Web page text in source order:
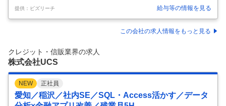
があります 国内最大級のカード会員及び加盟店基盤を持つ三井住友カー
ドにて、当社が保有する膨大なキャッシュレスデータや、26年4月より
連結子会社として新たに設立されるVポイントマーケティング株式会社
が保有するVポイント会員データ等を活用した法人向けマーケティング
が保有する様々なデータアセット、ソリューションを軸に取引先企業の
課題解決、事業成長に貢献する ・売上目標達成のための担当クライアン
ト/領域で…
提供：ビズリーチ 給与等の情報を見る
この会社の求人情報をもっと見る
クレジット・信販業界の求人
株式会社UCS
NEW 正社員
愛知／稲沢／社内SE／SQL・Access活かす／データ